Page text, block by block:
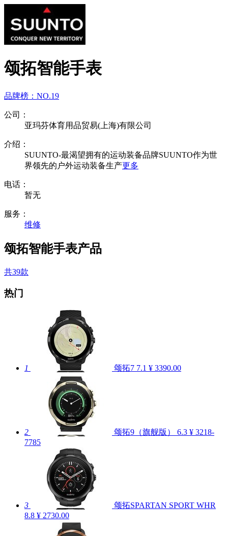
颂拓智能手表
品牌榜： NO.19
公司：
亚玛芬体育用品贸易(上海)有限公司
介绍：
SUUNTO-最渴望拥有的运动装备品牌SUUNTO作为世
界领先的户外运动装备生产更多
电话：
暂无
服务：
维修
颂拓智能手表产品
共39款
热门
1 颂拓7 7.1 ¥ 3390.00
2 颂拓9（旗舰版） 6.3 ¥ 3218-
7785
3
颂拓SPARTAN SPORT WHR
8.8 ¥ 2730.00